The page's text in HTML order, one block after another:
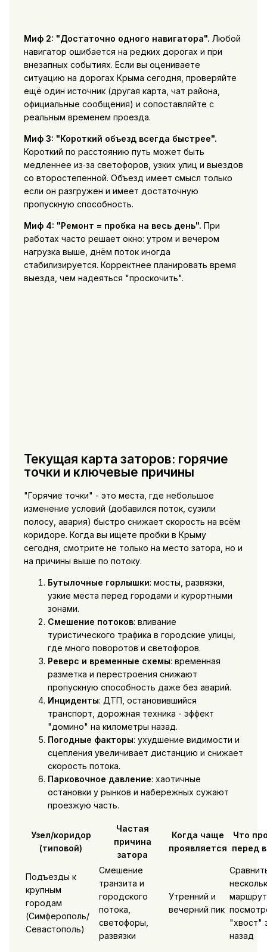
Миф 2: "Достаточно одного навигатора". Любой
навигатор ошибается на редких дорогах и при
внезапных событиях. Если вы оцениваете
ситуацию на дорогах Крыма сегодня, проверяйте
ещё один источник (другая карта, чат района,
официальные сообщения) и сопоставляйте с
реальным временем проезда.
Миф 3: "Короткий объезд всегда быстрее".
Короткий по расстоянию путь может быть
медленнее из‑за светофоров, узких улиц и выездов
со второстепенной. Объезд имеет смысл только
если он разгружен и имеет достаточную
пропускную способность.
Миф 4: "Ремонт = пробка на весь день". При
работах часто решает окно: утром и вечером
нагрузка выше, днём поток иногда
стабилизируется. Корректнее планировать время
выезда, чем надеяться "проскочить".
Текущая карта заторов: горячие
точки и ключевые причины
"Горячие точки" - это места, где небольшое
изменение условий (добавился поток, сузили
полосу, авария) быстро снижает скорость на всём
коридоре. Когда вы ищете пробки в Крыму
сегодня, смотрите не только на место затора, но и
на причины выше по потоку.
Бутылочные горлышки: мосты, развязки,
узкие места перед городами и курортными
зонами.
Смешение потоков: вливание
туристического трафика в городские улицы,
где много поворотов и светофоров.
Реверс и временные схемы: временная
разметка и перестроения снижают
пропускную способность даже без аварий.
Инциденты: ДТП, остановившийся
транспорт, дорожная техника - эффект
"домино" на километры назад.
Погодные факторы: ухудшение видимости и
сцепления увеличивает дистанцию и снижает
скорость потока.
Парковочное давление: хаотичные
остановки у рынков и набережных сужают
проезжую часть.
Узел/коридор
(типовой)
Частая
причина
затора
Когда чаще
проявляется
Что
перед
Подъезды к
крупным
городам
(Симферополь/
Севастополь)
Смешение
транзита и
городского
потока,
светофоры,
развязки
Утренний и
вечерний пик
"хвост"
назад